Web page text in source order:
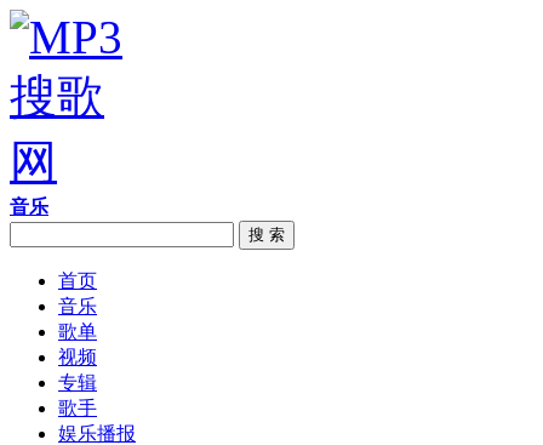
音乐
搜 索
首页
音乐
歌单
视频
专辑
歌手
娱乐播报